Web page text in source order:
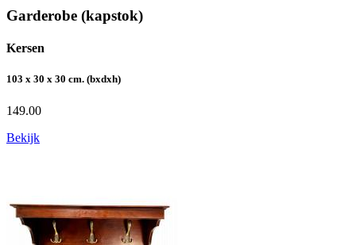
Garderobe (kapstok)
Kersen
103 x 30 x 30 cm. (bxdxh)
149.00
Bekijk